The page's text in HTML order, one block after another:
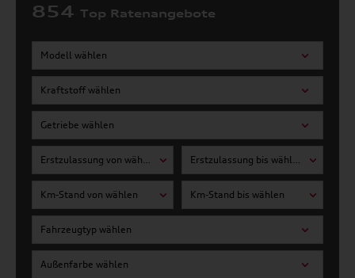
854 Top Ratenangebote
Modell wählen
Kraftstoff wählen
Getriebe wählen
Erstzulassung von wählen Erstzulassung bis wählen
Km-Stand von wählen Km-Stand bis wählen
Fahrzeugtyp wählen
Außenfarbe wählen